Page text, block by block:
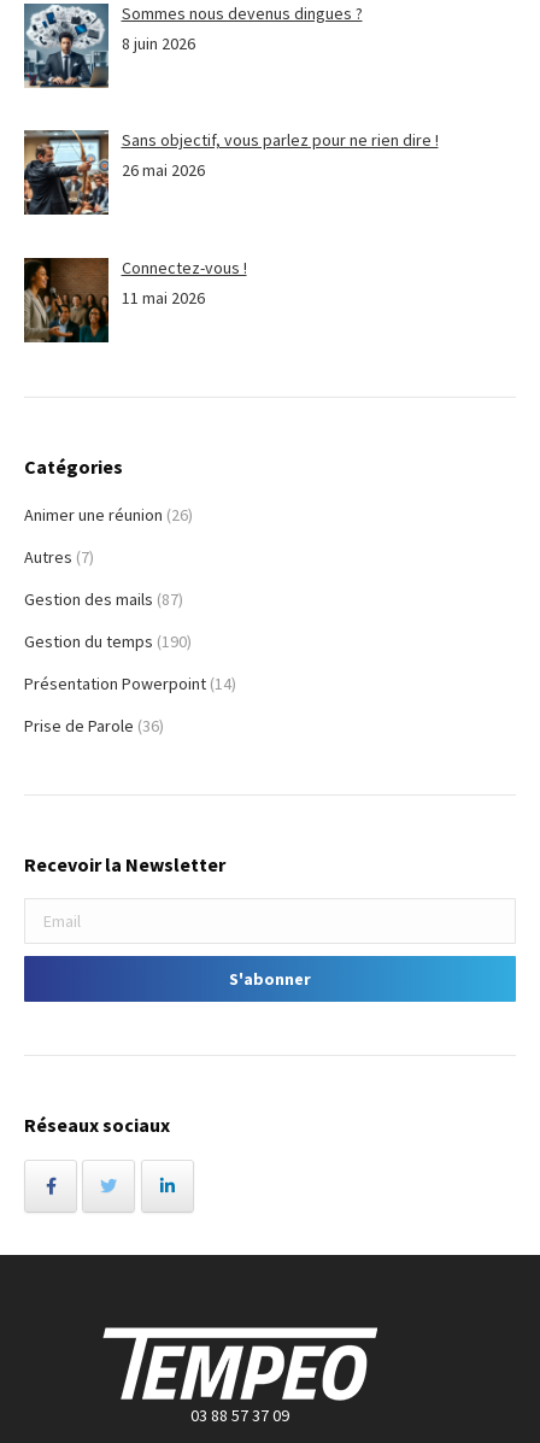
Sommes nous devenus dingues ?
8 juin 2026
Sans objectif, vous parlez pour ne rien dire !
26 mai 2026
Connectez-vous !
11 mai 2026
Catégories
Animer une réunion (26)
Autres (7)
Gestion des mails (87)
Gestion du temps (190)
Présentation Powerpoint (14)
Prise de Parole (36)
Recevoir la Newsletter
Réseaux sociaux
03 88 57 37 09